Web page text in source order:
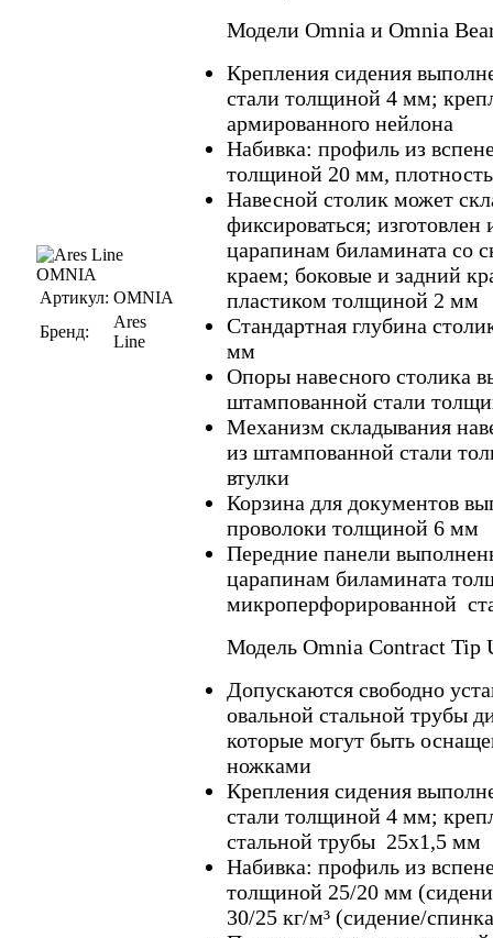
Артикул: OMNIA
Бренд:
Ares
Line
Модели Omnia и Omnia
Крепления сидения
стали толщиной 4 мм;
армированного нейлона
Набивка: профиль из
толщиной 20 мм,
Навесной столик может
фиксироваться; изготовлен
царапинам биламината со
краем; боковые и задний
пластиком толщиной 2 мм
Стандартная глубина
мм
Опоры навесного столика
штампованной стали
Механизм складывания
из штампованной стали
втулки
Корзина для документов
проволоки толщиной 6 мм
Передние панели
царапинам биламината
микроперфорированной
Модель Omnia Contract Tip
Допускаются свободно
овальной стальной трубы
которые могут быть
ножками
Крепления сидения
стали толщиной 4 мм;
стальной трубы 25x1,5 мм
Набивка: профиль из
толщиной 25/20 мм
30/25 кг/м³ (сидение/